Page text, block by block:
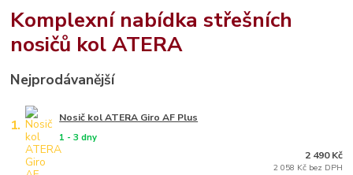
Komplexní nabídka střešních
nosičů kol ATERA
Nejprodávanější
1. Nosič kol ATERA Giro AF Plus
1 - 3 dny
2 490 Kč
2 058 Kč bez DPH